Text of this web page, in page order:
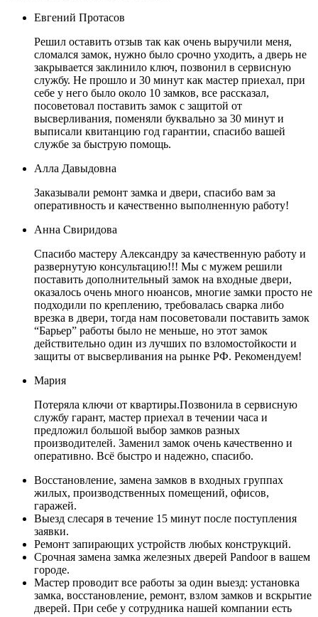
Евгений Протасов
Решил оставить отзыв так как очень выручили меня,
сломался замок, нужно было срочно уходить, а дверь не
закрывается заклинило ключ, позвонил в сервисную
службу. Не прошло и 30 минут как мастер приехал, при
себе у него было около 10 замков, все рассказал,
посоветовал поставить замок с защитой от
высверливания, поменяли буквально за 30 минут и
выписали квитанцию год гарантии, спасибо вашей
службе за быструю помощь.
Алла Давыдовна
Заказывали ремонт замка и двери, спасибо вам за
оперативность и качественно выполненную работу!
Анна Свиридова
Спасибо мастеру Александру за качественную работу и
развернутую консультацию!!! Мы с мужем решили
поставить дополнительный замок на входные двери,
оказалось очень много нюансов, многие замки просто не
подходили по креплению, требовалась сварка либо
врезка в двери, тогда нам посоветовали поставить замок
“Барьер” работы было не меньше, но этот замок
действительно один из лучших по взломостойкости и
защиты от высверливания на рынке РФ. Рекомендуем!
Мария
Потеряла ключи от квартиры.Позвонила в сервисную
службу гарант, мастер приехал в течении часа и
предложил большой выбор замков разных
производителей. Заменил замок очень качественно и
оперативно. Всё быстро и надежно, спасибо.
Восстановление, замена замков в входных группах
жилых, производственных помещений, офисов,
гаражей.
Выезд слесаря в течение 15 минут после поступления
заявки.
Ремонт запирающих устройств любых конструкций.
Срочная замена замка железных дверей Pandoor в вашем
городе.
Мастер проводит все работы за один выезд: установка
замка, восстановление, ремонт, взлом замков и вскрытие
дверей. При себе у сотрудника нашей компании есть